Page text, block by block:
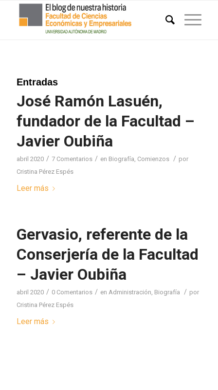
Entradas
José Ramón Lasuén,
fundador de la Facultad –
Javier Oubiña
abril 2020 / 7 Comentarios / en Biografía, Comienzos / por
Cristina Pérez Espés
Leer más
Gervasio, referente de la
Conserjería de la Facultad
– Javier Oubiña
abril 2020 / 0 Comentarios / en Administración Biografía / por
Cristina Pérez Espés
Leer más